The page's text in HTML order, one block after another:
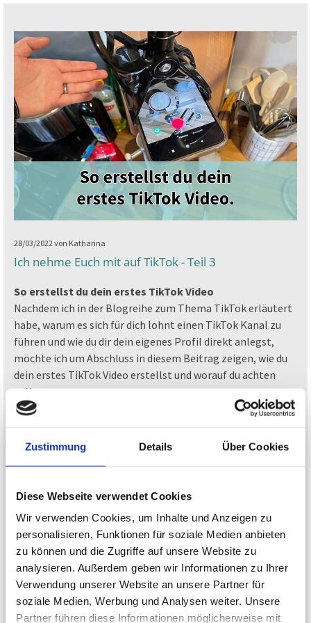
Zustimmung Details Über Cookies
Diese Webseite verwendet Cookies
Wir verwenden Cookies, um Inhalte und Anzeigen zu
personalisieren, Funktionen für soziale Medien anbieten
zu können und die Zugriffe auf unsere Website zu
analysieren. Außerdem geben wir Informationen zu Ihrer
Verwendung unserer Website an unsere Partner für
soziale Medien, Werbung und Analysen weiter. Unsere
Partner führen diese Informationen möglicherweise mit
28/03/2022von Katharina
Ich nehme Euch mit auf TikTok - Teil 3
So erstellst du dein erstes TikTok Video
Nachdem ich in der Blogreihe zum Thema TikTok erläutert
habe, warum es sich für dich lohnt einen TikTok Kanal zu
führen und wie du dir dein eigenes Profil direkt anlegst,
möchte ich um Abschluss in diesem Beitrag zeigen, wie du
dein erstes TikTok Video erstellst und worauf du achten
solltest.
Ich habe mir 2 Phasen angeeignet. Phase 1 dient der
Vorbereitung, Phase 2 der Produktion. Nach Bedarf und
Nutzen kann auch eine Phase 3 dazu kommen, das
Nachhalten.
Wie bei jedem Videoprojekt solltest du dir vorab überlegen,
was du überhaupt aufnehmen und zeigen möchtest,
sozusagen ein kleines Storyboard erstellen. Dazu machst
du dir Gedanken darüber, was du alles für die Umsetzung
benötigst. In der Regel ist kein großes Equipment
vonnöten, oft brauchst du nur dein Smartphone, aber für
manche Szenen oder Einstellungen ist eine Smartphone-
Halterung und extra Lichtquelle eine sehr gute Hilfe, um